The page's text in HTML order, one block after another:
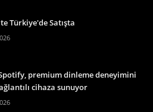
Türkiye'de Satışta
premium dinleme deneyimini
cihaza sunuyor